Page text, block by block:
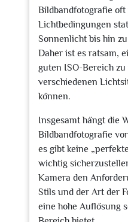
Bildbandfotografie
Lichtbedingungen
Sonnenlicht bis hin
Daher ist es ratsam,
guten ISO-Bereich
verschiedenen
können.
Insgesamt hängt die
Bildbandfotografie
es gibt keine
wichtig
Kamera den
Stils und der Art der
eine hohe Auflösung